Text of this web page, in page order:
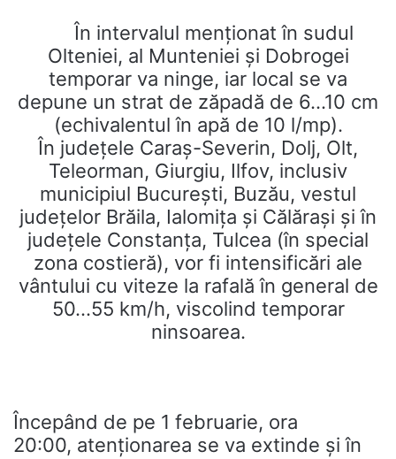
În intervalul menționat în sudul
Olteniei, al Munteniei și Dobrogei
temporar va ninge, iar local se va
depune un strat de zăpadă de 6…10 cm
(echivalentul în apă de 10 l/mp).
În județele Caraș-Severin, Dolj, Olt,
Teleorman, Giurgiu, Ilfov, inclusiv
municipiul București, Buzău, vestul
județelor Brăila, Ialomița și Călărași și în
județele Constanța, Tulcea (în special
zona costieră), vor fi intensificări ale
vântului cu viteze la rafală în general de
50…55 km/h, viscolind temporar
ninsoarea.
Începând de pe 1 februarie, ora
20:00, atenționarea se va extinde și în